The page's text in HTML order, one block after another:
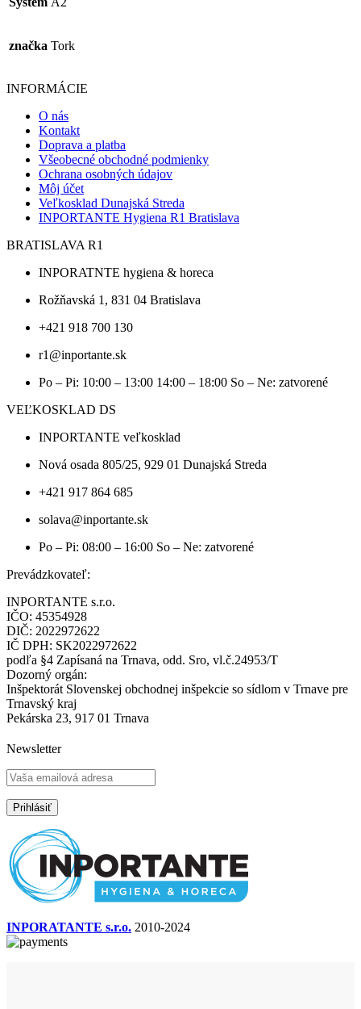
značka Tork
INFORMÁCIE
O nás
Kontakt
Doprava a platba
Všeobecné obchodné podmienky
Ochrana osobných údajov
Môj účet
Veľkosklad Dunajská Streda
INPORTANTE Hygiena R1 Bratislava
BRATISLAVA R1
INPORATNTE hygiena & horeca
Rožňavská 1, 831 04 Bratislava
+421 918 700 130
r1@inportante.sk
Po – Pi: 10:00 – 13:00 14:00 – 18:00 So – Ne: zatvorené
VEĽKOSKLAD DS
INPORTANTE veľkosklad
Nová osada 805/25, 929 01 Dunajská Streda
+421 917 864 685
solava@inportante.sk
Po – Pi: 08:00 – 16:00 So – Ne: zatvorené
Prevádzkovateľ:
INPORTANTE s.r.o.
IČO: 45354928
DIČ: 2022972622
IČ DPH: SK2022972622
podľa §4 Zapísaná na Trnava, odd. Sro, vl.č.24953/T
Dozorný orgán:
Inšpektorát Slovenskej obchodnej inšpekcie so sídlom v Trnave pre
Trnavský kraj
Pekárska 23, 917 01 Trnava
Newsletter
INPORATANTE s.r.o. 2010-2024